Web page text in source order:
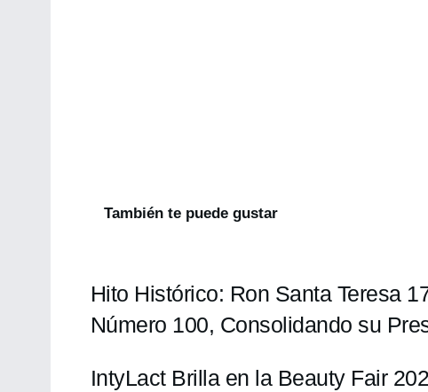
También te puede gustar
Hito Histórico: Ron Santa Teresa
Número 100, Consolidando su
IntyLact Brilla en la Beauty Fair